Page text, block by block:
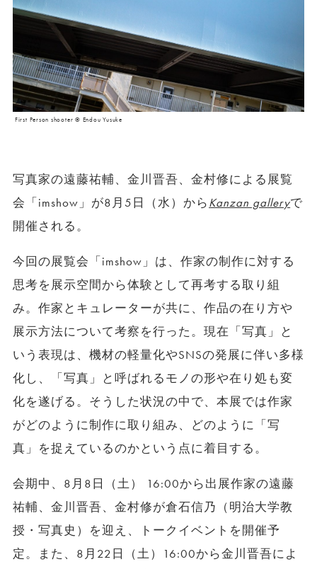
First Person shooter © Endou Yusuke
写真家の遠藤祐輔、金川晋吾、金村修による展覧
会「imshow」が8月5日（水）からKanzan galleryで
開催される。
今回の展覧会「imshow」は、作家の制作に対する
思考を展示空間から体験として再考する取り組
み。作家とキュレーターが共に、作品の在り方や
展示方法について考察を行った。現在「写真」と
いう表現は、機材の軽量化やSNSの発展に伴い多様
化し、「写真」と呼ばれるモノの形や在り処も変
化を遂げる。そうした状況の中で、本展では作家
がどのように制作に取り組み、どのように「写
真」を捉えているのかという点に着目する。
会期中、8月8日（土） 16:00から出展作家の遠藤
祐輔、金川晋吾、金村修が倉石信乃（明治大学教
授・写真史）を迎え、トークイベントを開催予
定。また、8月22日（土）16:00から金川晋吾によ